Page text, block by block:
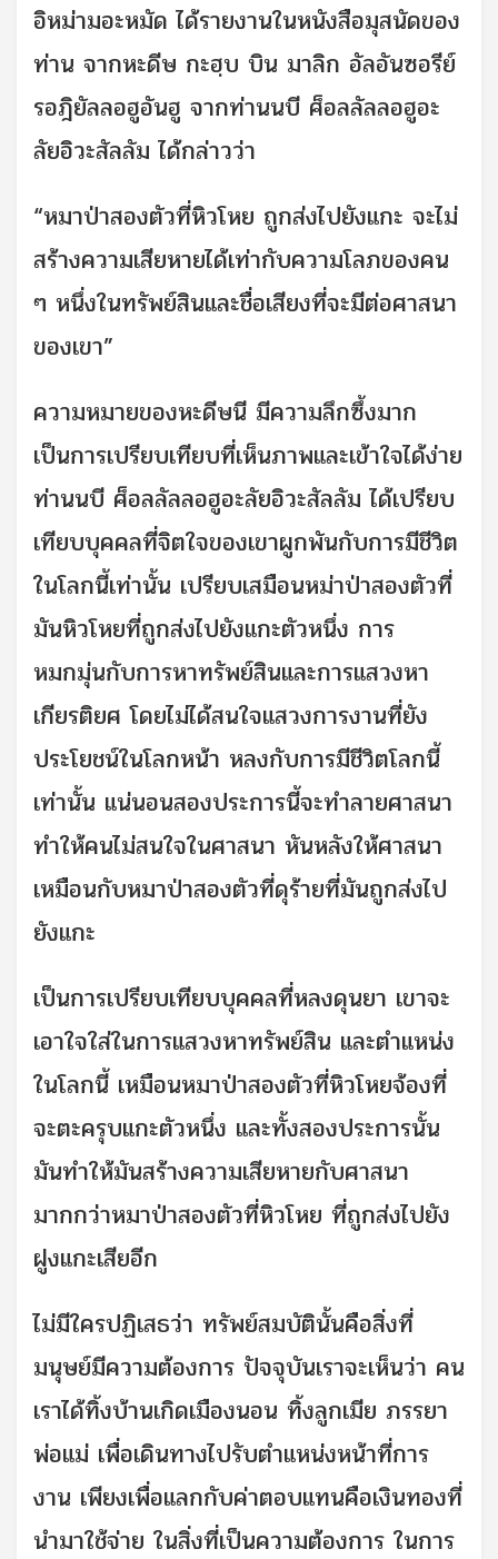
อิหม่ามอะหมัด ได้รายงานในหนังสือมุสนัดของ
ท่าน จากหะดีษ กะฮฺบ บิน มาลิก อัลอันซอรีย์
รอฎิยัลลอฮูอันฮู จากท่านนบี ศ็อลลัลลอฮูอะ
ลัยอิวะสัลลัม ได้กล่าวว่า
“หมาป่าสองตัวที่หิวโหย ถูกส่งไปยังแกะ จะไม่
สร้างความเสียหายได้เท่ากับความโลภของคน
ๆ หนึ่งในทรัพย์สินและชื่อเสียงที่จะมีต่อศาสนา
ของเขา”
ความหมายของหะดีษนี มีความลึกซึ้งมาก
เป็นการเปรียบเทียบที่เห็นภาพและเข้าใจได้ง่าย
ท่านนบี ศ็อลลัลลอฮูอะลัยอิวะสัลลัม ได้เปรียบ
เทียบบุคคลที่จิตใจของเขาผูกพันกับการมีชีวิต
ในโลกนี้เท่านั้น เปรียบเสมือนหม่าป่าสองตัวที่
มันหิวโหยที่ถูกส่งไปยังแกะตัวหนึ่ง การ
หมกมุ่นกับการหาทรัพย์สินและการแสวงหา
เกียรติยศ โดยไม่ได้สนใจแสวงการงานที่ยัง
ประโยชน์ในโลกหน้า หลงกับการมีชีวิตโลกนี้
เท่านั้น แน่นอนสองประการนี้จะทำลายศาสนา
ทำให้คนไม่สนใจในศาสนา หันหลังให้ศาสนา
เหมือนกับหมาป่าสองตัวที่ดุร้ายที่มันถูกส่งไป
ยังแกะ
เป็นการเปรียบเทียบบุคคลที่หลงดุนยา เขาจะ
เอาใจใส่ในการแสวงหาทรัพย์สิน และตำแหน่ง
ในโลกนี้ เหมือนหมาป่าสองตัวที่หิวโหยจ้องที่
จะตะครุบแกะตัวหนึ่ง และทั้งสองประการนั้น
มันทำให้มันสร้างความเสียหายกับศาสนา
มากกว่าหมาป่าสองตัวที่หิวโหย ที่ถูกส่งไปยัง
ฝูงแกะเสียอีก
ไม่มีใครปฏิเสธว่า ทรัพย์สมบัตินั้นคือสิ่งที่
มนุษย์มีความต้องการ ปัจจุบันเราจะเห็นว่า คน
เราได้ทิ้งบ้านเกิดเมืองนอน ทิ้งลูกเมีย ภรรยา
พ่อแม่ เพื่อเดินทางไปรับตำแหน่งหน้าที่การ
งาน เพียงเพื่อแลกกับค่าตอบแทนคือเงินทองที่
นำมาใช้จ่าย ในสิ่งที่เป็นความต้องการ ในการ